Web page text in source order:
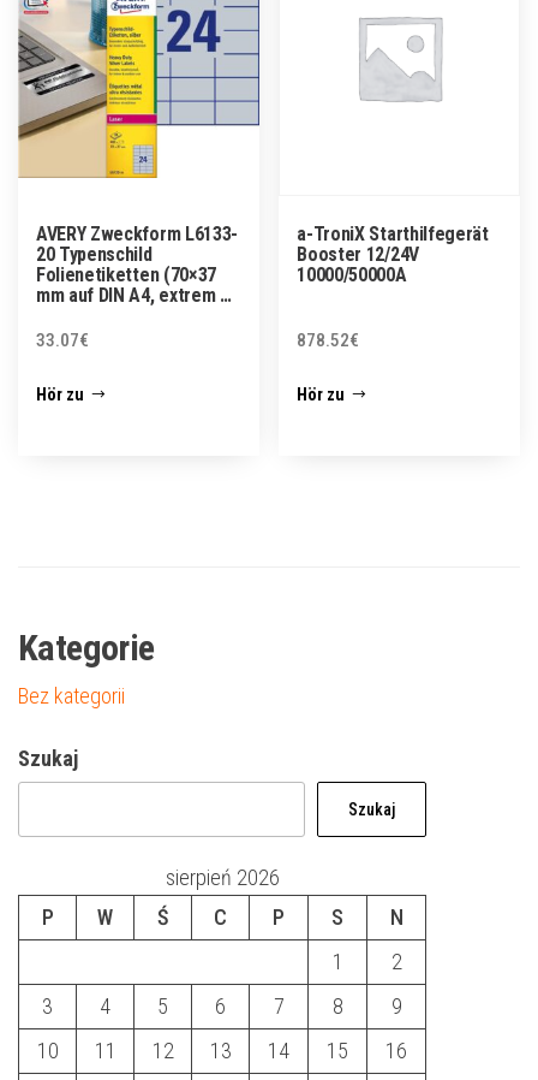
AVERY Zweckform L6133-
20 Typenschild
Folienetiketten (70×37
mm auf DIN A4, extrem …
33.07€
Hör zu
a-TroniX Starthilfegerät
Booster 12/24V
10000/50000A
878.52€
Hör zu
Kategorie
Bez kategorii
Szukaj
Szukaj
sierpień 2026
P
W Ś C P S
N
1
2
3
4 5 6 7 8
9
10
11 12 13 14 15 16